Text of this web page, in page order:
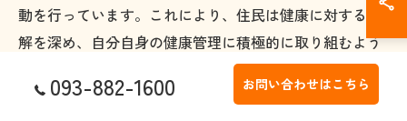
動を行っています。これにより、住民は健康に対する理
解を深め、自分自身の健康管理に積極的に取り組むよう
になります。地域密着型の整骨院は、こうした活動を通
じて信頼を築き、地域全体の健康を支える役割を果たし
093-882-1600 お問い合わせはこちら